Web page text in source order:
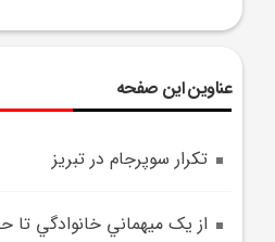
عناوین این صفحه
تکرار سوپرجام در تبريز
از يک ميهماني خانوادگي